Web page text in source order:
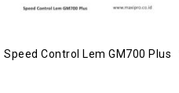
Speed Control Lem GM700 Plus